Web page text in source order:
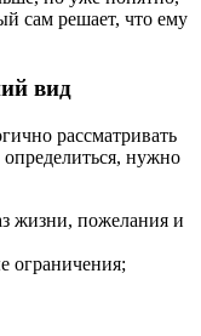
сам решает, что ему
вид
рассматривать
нужно
жизни, пожелания и
ограничения;